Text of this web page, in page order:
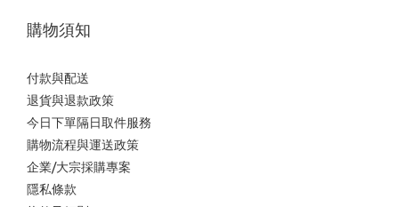
購物須知
付款與配送
退貨與退款政策
今日下單隔日取件服務
購物流程與運送政策
企業/大宗採購專案
隱私條款